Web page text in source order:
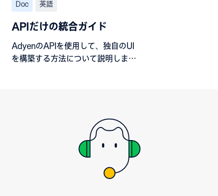
Doc 英語
APIだけの統合ガイド
AdyenのAPIを使用して、独自のUI
を構築する方法について説明しま